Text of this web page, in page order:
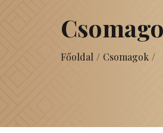
Főoldal / Csomagok /